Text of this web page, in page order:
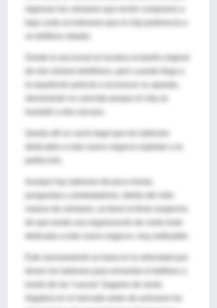
regresan los celulares que recién compraron a
Desde la seccional se localiza al dueño original
de ese número telefónico, pero cuando llega a
la repartición policial a reconocer su aparato,
obviamente no coincide porque el chip se
Queda allí un vacío legal que los ladrones
dedicados a este nuevo negocio explotan a la
Aunque hay ladrones de poca monta,
punguistas y arrebatadores, detrás del robo
de que existe una organización de cierto fuste
dedicada a este nuevo negocio, muy redituable.
través de las “cuevas” (lugares de venta
ilegales) en el mercado antes de activarse los